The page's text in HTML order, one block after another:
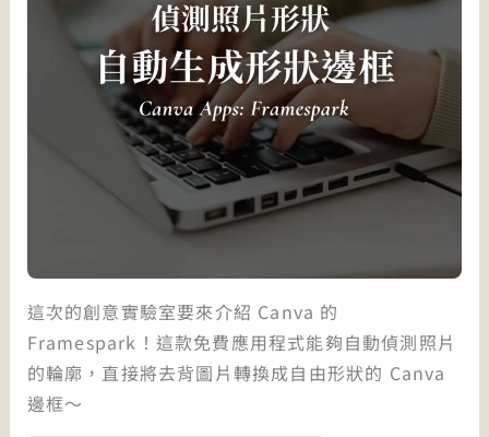
這次的創意實驗室要來介紹 Canva 的
Framespark！這款免費應用程式能夠自動偵測照片
的輪廓，直接將去背圖片轉換成自由形狀的 Canva
邊框～